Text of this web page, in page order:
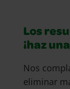
Los
¡haz
Nos
eliminar